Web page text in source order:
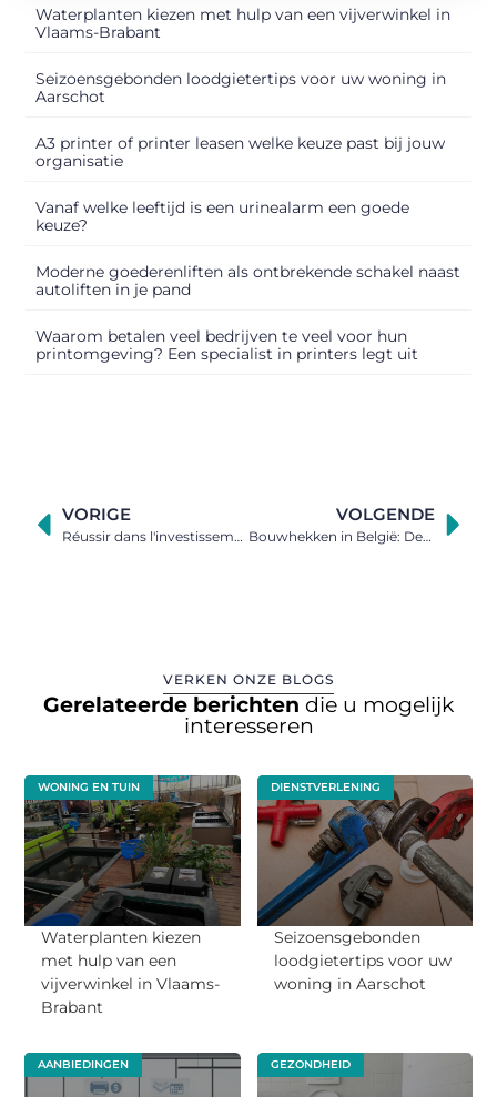
Waterplanten kiezen met hulp van een vijverwinkel in
Vlaams-Brabant
Seizoensgebonden loodgietertips voor uw woning in
Aarschot
A3 printer of printer leasen welke keuze past bij jouw
organisatie
Vanaf welke leeftijd is een urinealarm een goede
keuze?
Moderne goederenliften als ontbrekende schakel naast
autoliften in je pand
Waarom betalen veel bedrijven te veel voor hun
printomgeving? Een specialist in printers legt uit
VORIGE
Réussir dans l'investissement de résidences de villages vacances
VOLGENDE
Bouwhekken in België: De voor- en nadelen op een rijtje
VERKEN ONZE BLOGS
Gerelateerde berichten die u mogelijk
interesseren
WONING EN TUIN
Waterplanten kiezen
met hulp van een
vijverwinkel in Vlaams-
Brabant
DIENSTVERLENING
Seizoensgebonden
loodgietertips voor uw
woning in Aarschot
AANBIEDINGEN GEZONDHEID